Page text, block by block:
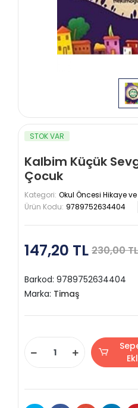
STOK VAR
Kalbim Küçük
Çocuk
Kategori: Okul Öncesi Hikaye
Ürün Kodu: 9789752634404
147,20 TL 230,00 TL
Barkod: 9789752634404
Marka: Timaş